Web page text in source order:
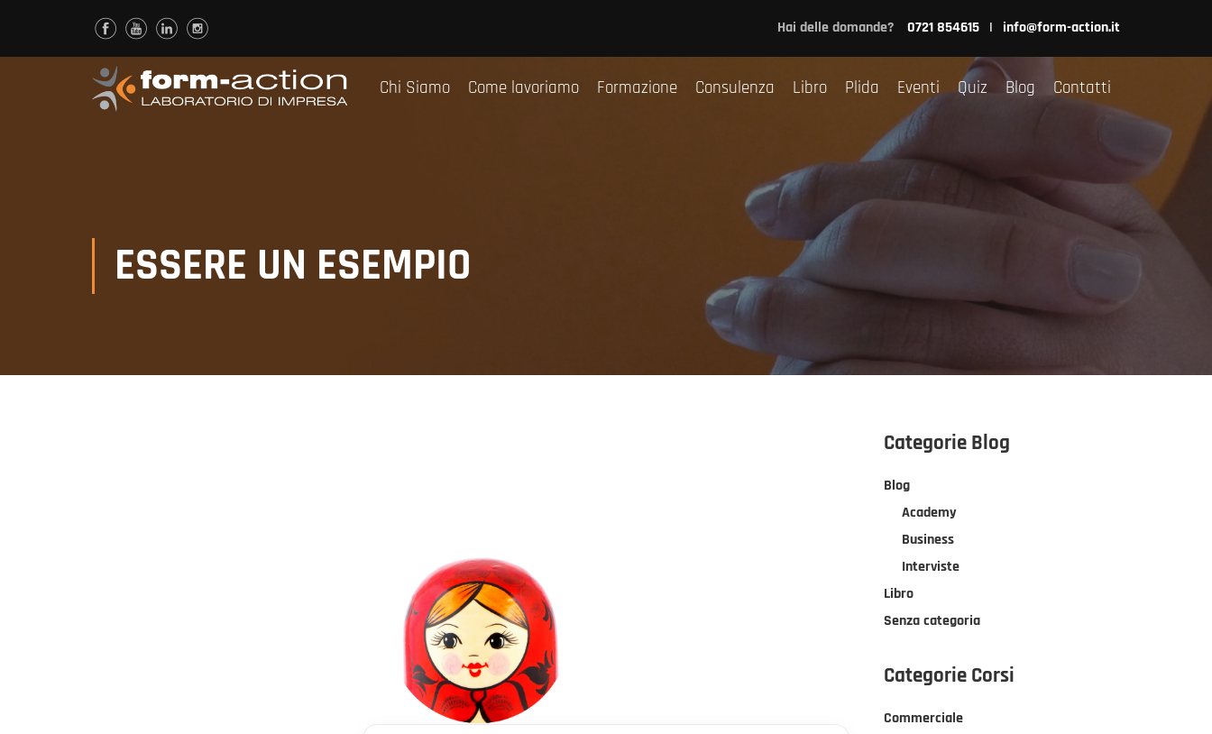
Hai delle domande? 0721 854615 | info@form-action.it
Chi Siamo Come lavoriamo Formazione Consulenza Libro Plida Eventi Quiz Blog Contatti
Consulenza Libro Plida Eventi Blog
ESSERE UN ESEMPIO
Categorie Blog
Blog
Academy
Business
Interviste
Libro
Senza categoria
Categorie Corsi
Commerciale